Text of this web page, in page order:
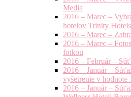
Media
2016 – Marec –
hotelov Trinity
2016 – Marec –
2016 – Marec –
fotkou
2016 – Február –
2016 – Január –
vyšetrenie v hodnote
2016 – Január –